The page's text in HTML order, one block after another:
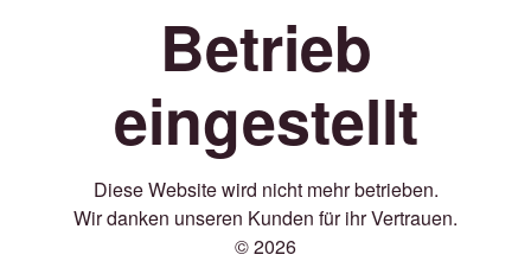
Betrieb
eingestellt
Diese Website wird nicht mehr betrieben.
Wir danken unseren Kunden für ihr Vertrauen.
© 2026